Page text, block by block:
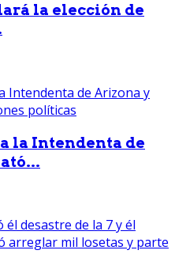
la elección de
la Intendenta de